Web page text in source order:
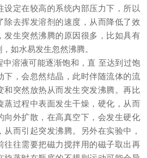
设定在较高的系统内部压力下，所以
除去挥发溶剂的速度，从而降低了效
发生突然沸腾的原因很多，比如具有
如水易发生忽然沸腾。
中溶液可能逐渐饱和，直 至达到过饱
下，会忽然结晶，此时伴随流体的流
和突然放热从而发生突发沸腾。再比
蒸过程中表面发生干燥，硬化，从而
向外扩散，在高真空下，会发生硬化
从而引起突发沸腾。另外在实验中，
往往需要把磁力搅拌用的磁子取出再